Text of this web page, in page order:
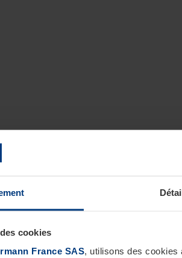
cookies
France SAS, utilisons des cookies